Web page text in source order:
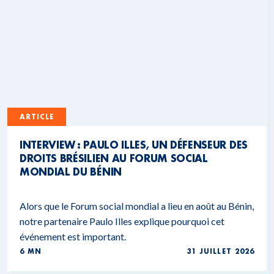
ARTICLE
INTERVIEW : PAULO ILLES, UN DÉFENSEUR DES
DROITS BRÉSILIEN AU FORUM SOCIAL
MONDIAL DU BÉNIN
Alors que le Forum social mondial a lieu en août au Bénin,
notre partenaire Paulo Illes explique pourquoi cet
événement est important.
6 MN 31 JUILLET 2026